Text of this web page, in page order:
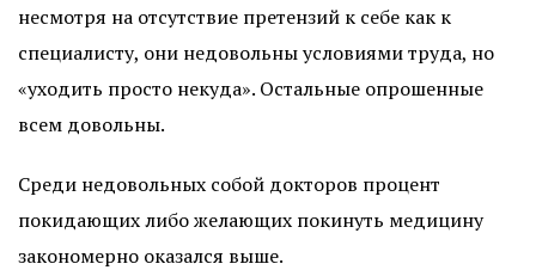
несмотря на отсутствие претензий к себе как к
специалисту, они недовольны условиями труда, но
«уходить просто некуда». Остальные опрошенные
всем довольны.
Среди недовольных собой докторов процент
покидающих либо желающих покинуть медицину
закономерно оказался выше.